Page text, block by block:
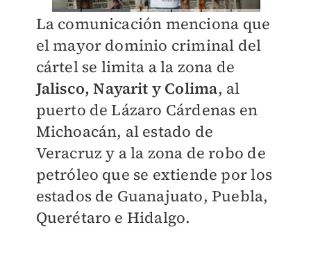
La comunicación menciona que
el mayor dominio criminal del
cártel se limita a la zona de
Jalisco, Nayarit y Colima, al
puerto de Lázaro Cárdenas en
Michoacán, al estado de
Veracruz y a la zona de robo de
petróleo que se extiende por los
estados de Guanajuato, Puebla,
Querétaro e Hidalgo.